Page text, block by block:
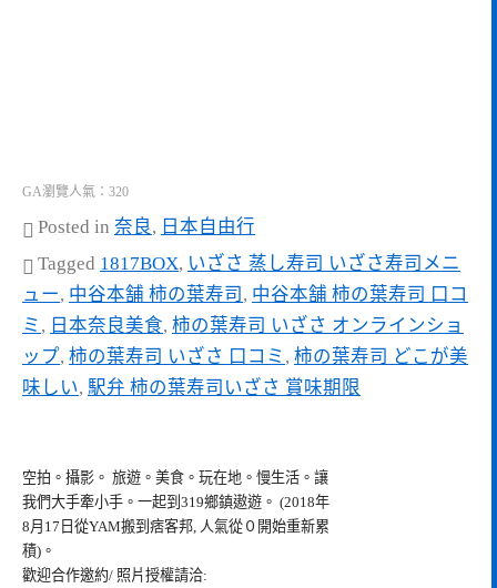
GA瀏覽人氣：320
Posted in 奈良, 日本自由行
Tagged 1817BOX, いざさ 蒸し寿司 いざさ寿司メニ
ュー, 中谷本舗 柿の葉寿司 , 中谷本舗 柿の葉寿司 口コ
ミ , 日本奈良美食, 柿の葉寿司 いざさ オンラインショ
ップ, 柿の葉寿司 いざさ 口コミ , 柿の葉寿司 どこが美
味しい, 駅弁 柿の葉寿司いざさ 賞味期限
空拍。攝影。 旅遊。美食。玩在地。慢生活。讓
我們大手牽小手。一起到319鄉鎮遨遊。 (2018年
8月17日從YAM搬到痞客邦, 人氣從０開始重新累
積)。
歡迎合作邀約/ 照片授權請洽: